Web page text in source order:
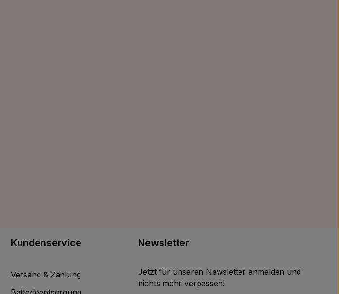
Kundenservice
Versand & Zahlung
Batterieentsorgung
Newsletter
Jetzt für unseren Newsletter anmelden und
nichts mehr verpassen!